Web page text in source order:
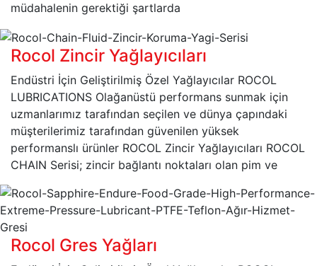
müdahalenin gerektiği şartlarda
Rocol Zincir Yağlayıcıları
Endüstri İçin Geliştirilmiş Özel Yağlayıcılar ROCOL
LUBRICATIONS Olağanüstü performans sunmak için
uzmanlarımız tarafından seçilen ve dünya çapındaki
müşterilerimiz tarafından güvenilen yüksek
performanslı ürünler ROCOL Zincir Yağlayıcıları ROCOL
CHAIN Serisi; zincir bağlantı noktaları olan pim ve
Rocol Gres Yağları